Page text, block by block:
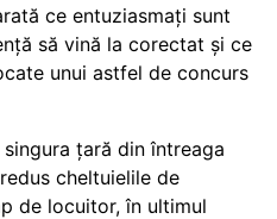
ce entuziasmați sunt
să vină la corectat și ce
unui astfel de concurs
țară din întreaga
cheltuielile de
de locuitor, în ultimul